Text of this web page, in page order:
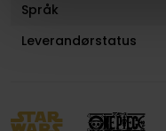
Språk
Leverandørstatus